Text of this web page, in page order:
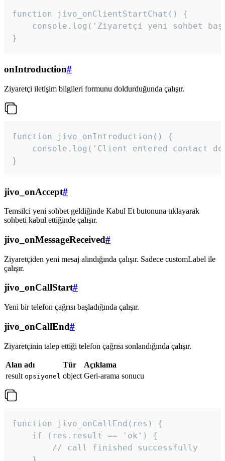
function jivo_onClientStartChat() {
console.log('Ziyaretçi yeni sohbet
}
onIntroduction#
Ziyaretçi iletişim bilgileri formunu doldurduğunda çalışır.
function jivo_onIntroduction() {
console.log('Client entered contact
}
jivo_onAccept#
Temsilci yeni sohbet geldiğinde Kabul Et butonuna tıklayarak
sohbeti kabul ettiğinde çalışır.
jivo_onMessageReceived#
Ziyaretçiden yeni mesaj alındığında çalışır. Sadece customLabel ile
çalışır.
jivo_onCallStart#
Yeni bir telefon çağrısı başladığında çalışır.
jivo_onCallEnd#
Ziyaretçinin talep ettiği telefon çağrısı sonlandığında çalışır.
Alan adı Tür
Açıklama
result opsiyonel object Geri-arama sonucu
function jivo_onCallEnd(res) {
    if (res.result == 'ok') {
        // call finished successfully